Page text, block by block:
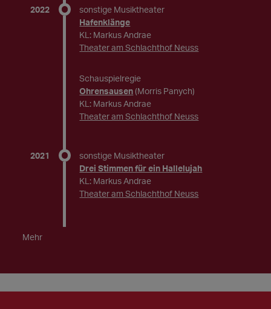
2022
sonstige Musiktheater
Hafenklänge
KL: Markus Andrae
Theater am Schlachthof Neuss
Schauspielregie
Ohrensausen (Morris Panych)
KL: Markus Andrae
Theater am Schlachthof Neuss
2021
sonstige Musiktheater
Drei Stimmen für ein Hallelujah
KL: Markus Andrae
Theater am Schlachthof Neuss
Mehr